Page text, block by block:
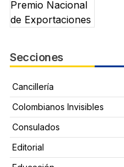
Secciones
Cancillería
Colombianos Invisibles
Consulados
Editorial